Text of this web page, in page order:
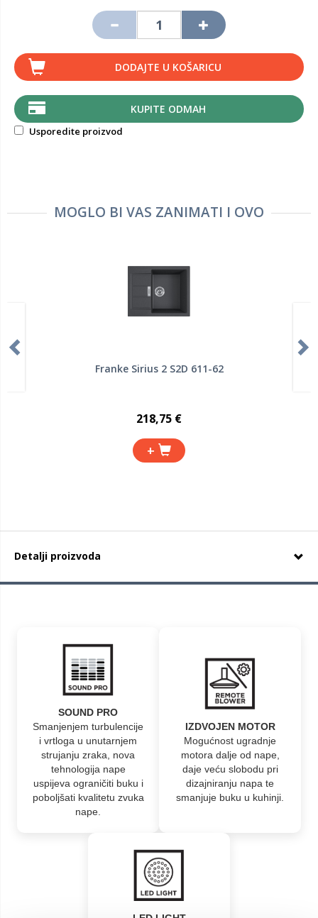
DODAJTE U KOŠARICU
KUPITE ODMAH
Usporedite proizvod
MOGLO BI VAS ZANIMATI I OVO
Franke Sirius 2 S2D 611-62
218,75 €
+
Detalji proizvoda
SOUND PRO
Smanjenjem turbulencije
i vrtloga u unutarnjem
strujanju zraka, nova
tehnologija nape
uspijeva ograničiti buku i
poboljšati kvalitetu zvuka
nape.
IZDVOJEN MOTOR
Mogućnost ugradnje
motora dalje od nape,
daje veću slobodu pri
dizajniranju napa te
smanjuje buku u kuhinji.